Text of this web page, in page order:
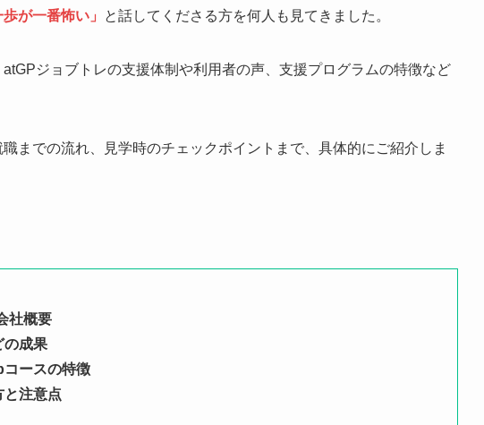
歩が一番怖い」 と話してくださる方を何人も見てきました。
ジョブトレの支援体制や利用者の声、支援プログラムの特徴など
までの流れ、見学時のチェックポイントまで、具体的にご紹介しま
社概要
の成果
ースの特徴
と注意点